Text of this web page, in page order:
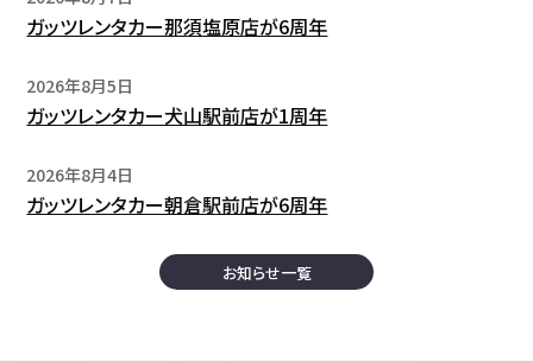
ガッツレンタカー那須塩原店が6周年
2026年8月5日
ガッツレンタカー犬山駅前店が1周年
2026年8月4日
ガッツレンタカー朝倉駅前店が6周年
お知らせ一覧